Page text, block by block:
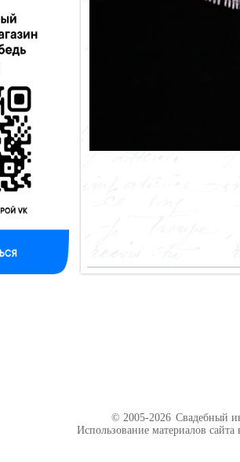
© 2005-2026 Свадебный
Использование материалов